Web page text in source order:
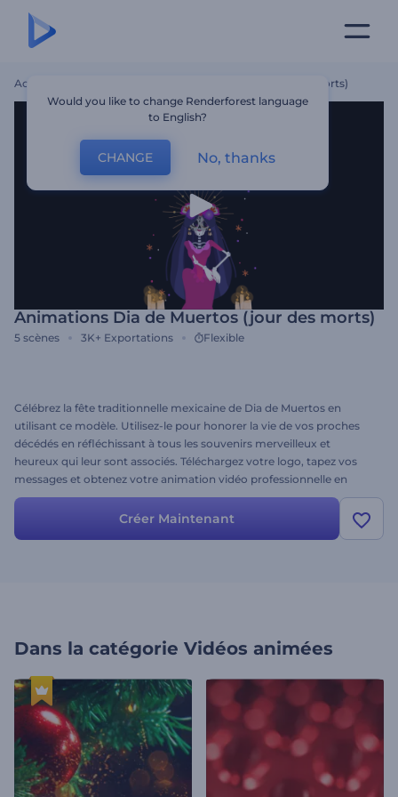
Accueil Animations Dia De Muertos (jour Des Morts)
Animations Dia de Muertos (jour des morts)
5 scènes 3K+ Exportations Flexible
Célébrez la fête traditionnelle mexicaine de Dia de Muertos en
utilisant ce modèle. Utilisez-le pour honorer la vie de vos proches
décédés en réfléchissant à tous les souvenirs merveilleux et
heureux qui leur sont associés. Téléchargez votre logo, tapez vos
messages et obtenez votre animation vidéo professionnelle en
quelques clics. Parfaitement adapté aux introductions de vacances,
aux salutations vidéo, aux ouvertures de présentation, aux
invitations à des célébrations et à bien d'autres projets. Essayez-le
Créer Maintenant
Dans la catégorie Vidéos animées
Would you like to change Renderforest language
to English?
CHANGE No, thanks